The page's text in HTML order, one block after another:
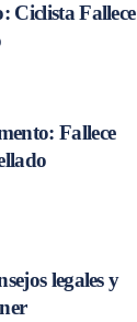
Ciclista Fallece
Fallece
legales y